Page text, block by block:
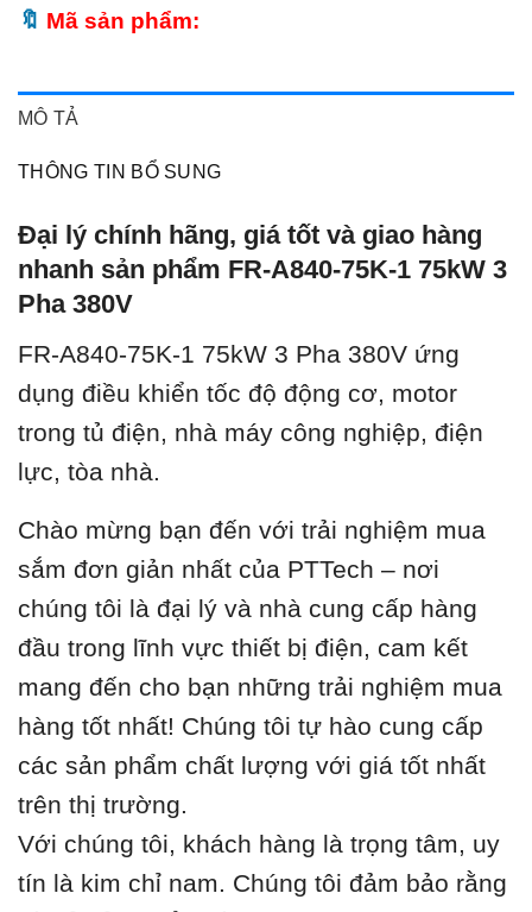
Mã sản phẩm:
MÔ TẢ
THÔNG TIN BỔ SUNG
Đại lý chính hãng, giá tốt và giao hàng
nhanh sản phẩm FR-A840-75K-1 75kW 3
Pha 380V
FR-A840-75K-1 75kW 3 Pha 380V ứng
dụng điều khiển tốc độ động cơ, motor
trong tủ điện, nhà máy công nghiệp, điện
lực, tòa nhà.
Chào mừng bạn đến với trải nghiệm mua
sắm đơn giản nhất của PTTech – nơi
chúng tôi là đại lý và nhà cung cấp hàng
đầu trong lĩnh vực thiết bị điện, cam kết
mang đến cho bạn những trải nghiệm mua
hàng tốt nhất! Chúng tôi tự hào cung cấp
các sản phẩm chất lượng với giá tốt nhất
trên thị trường.
Với chúng tôi, khách hàng là trọng tâm, uy
tín là kim chỉ nam. Chúng tôi đảm bảo rằng